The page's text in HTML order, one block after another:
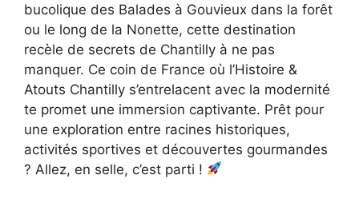
bucolique des Balades à Gouvieux dans la forêt
ou le long de la Nonette, cette destination
recèle de secrets de Chantilly à ne pas
manquer. Ce coin de France où l’Histoire &
Atouts Chantilly s’entrelacent avec la modernité
te promet une immersion captivante. Prêt pour
une exploration entre racines historiques,
activités sportives et découvertes gourmandes
? Allez, en selle, c’est parti !